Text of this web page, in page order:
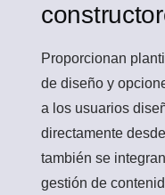
Proporcionan
de diseño y
a los usuarios
directamente
también se
gestión de